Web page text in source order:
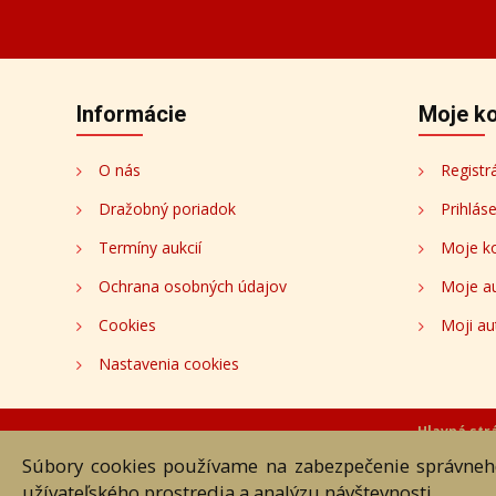
Informácie
O nás
Dražobný poriadok
Termíny aukcií
Ochrana osobných údajov
Cookies
Nastavenia cookies
Moje
Moje
Moje
Moji
Hlavná
Akékoľvek používanie
Súbory cookies používame na zabezpečenie